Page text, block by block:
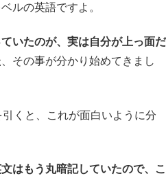
ルの英語ですよ。
いたのが、実は自分が上っ面だ
、その事が分かり始めてきまし
くと、これが面白いように分
はもう丸暗記していたので、こ